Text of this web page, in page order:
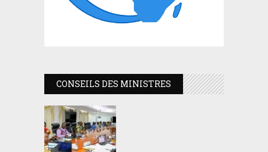
CONSEILS DES MINISTRES